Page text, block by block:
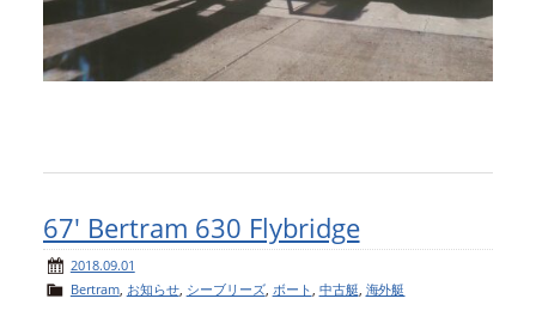
67′ Bertram 630 Flybridge
2018.09.01
Bertram, お知らせ, シーブリーズ, ボート 中古艇 海外艇